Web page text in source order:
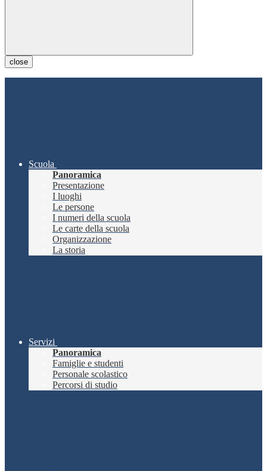
close
Scuola
Panoramica
Presentazione
I luoghi
Le persone
I numeri della scuola
Le carte della scuola
Organizzazione
La storia
Servizi
Panoramica
Famiglie e studenti
Personale scolastico
Percorsi di studio